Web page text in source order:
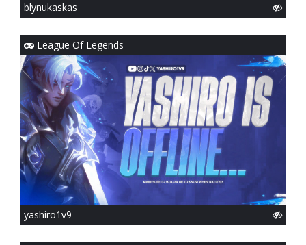
blynukaskas
League Of Legends
yashiro1v9